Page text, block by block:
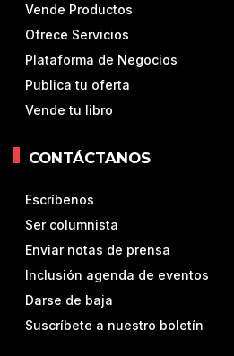
Vende Productos
Ofrece Servicios
Plataforma de Negocios
Publica tu oferta
Vende tu libro
CONTÁCTANOS
Escríbenos
Ser columnista
Enviar notas de prensa
Inclusión agenda de eventos
Darse de baja
Suscríbete a nuestro boletín